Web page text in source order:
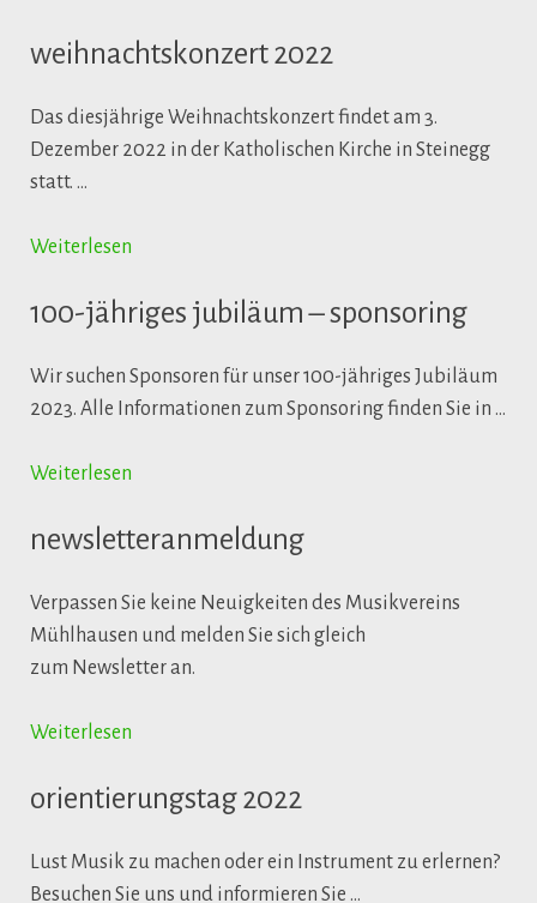
weihnachtskonzert 2022
Das diesjährige Weihnachtskonzert findet am 3.
Dezember 2022 in der Katholischen Kirche in Steinegg
statt. …
Weiterlesen
100-jähriges jubiläum – sponsoring
Wir suchen Sponsoren für unser 100-jähriges Jubiläum
2023. Alle Informationen zum Sponsoring finden Sie in …
Weiterlesen
newsletteranmeldung
Verpassen Sie keine Neuigkeiten des Musikvereins
Mühlhausen und melden Sie sich gleich
zum Newsletter an.
Weiterlesen
orientierungstag 2022
Lust Musik zu machen oder ein Instrument zu erlernen?
Besuchen Sie uns und informieren Sie …